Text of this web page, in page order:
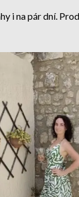
i na pár dní.